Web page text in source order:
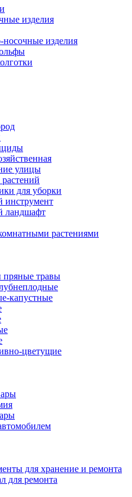
изделия
носочные изделия
улицы
для уборки
инструмент
ландшафт
растениями
пряные травы
капустные
цветущие
для хранение и ремонта
для ремонта